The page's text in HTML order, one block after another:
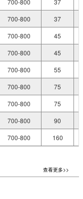
700-800
37
700-800
37
700-800
45
700-800
45
700-800
55
700-800
75
700-800
75
700-800 90
700-800 160
查看更多>>